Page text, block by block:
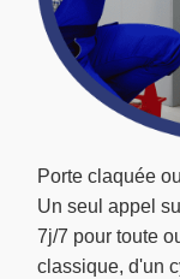
Porte claquée
Un seul appel
7j/7 pour toute
classique, d'un